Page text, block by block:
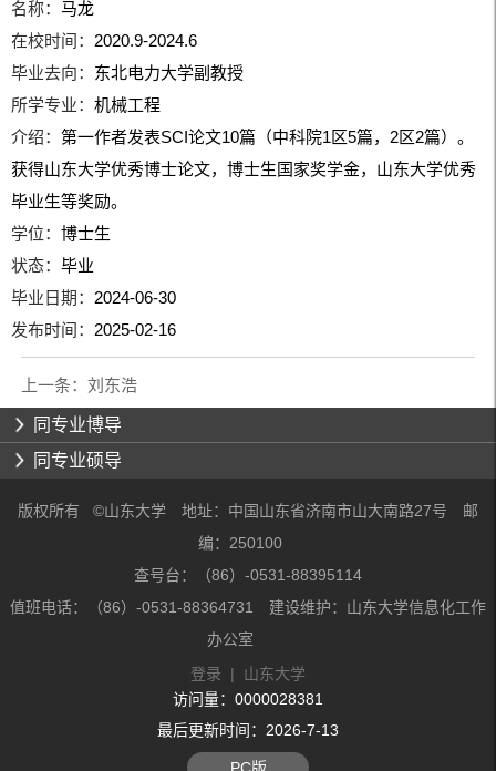
名称：马龙
在校时间： 2020.9-2024.6
毕业去向： 东北电力大学副教授
所学专业：机械工程
介绍： 第一作者发表SCI论文10篇（中科院1区5篇，2区2篇）。
获得山东大学优秀博士论文，博士生国家奖学金，山东大学优秀
毕业生等奖励。
学位：博士生
状态：毕业
毕业日期： 2024-06-30
发布时间： 2025-02-16
上一条： 刘东浩
同专业博导
同专业硕导
版权所有 ©山东大学 地址：中国山东省济南市山大南路27号 邮
编：250100
查号台：（86）-0531-88395114
值班电话：（86）-0531-88364731 建设维护：山东大学信息化工作
办公室
登录 | 山东大学
访问量： 0000028381
最后更新时间： 2026-7-13